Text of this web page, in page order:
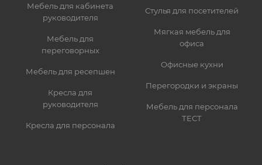
Мебель для кабинета
руководителя
Мебель для
переговорных
Мебель для ресепшен
Кресла для
руководителя
Кресла для персонала
Стулья для посетителей
Мягкая мебель для
офиса
Офисные кухни
Перегородки и экраны
Мебель для персонала
ТЕСТ